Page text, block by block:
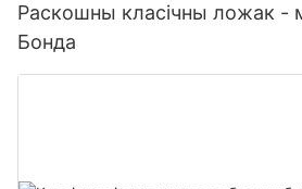
Раскошны класічны ложак
Бонда